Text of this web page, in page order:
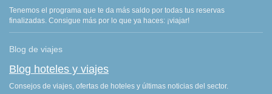
Tenemos el programa que te da más saldo por todas tus reservas
finalizadas. Consigue más por lo que ya haces: ¡viajar!
Blog de viajes
Blog hoteles y viajes
Consejos de viajes, ofertas de hoteles y últimas noticias del sector.